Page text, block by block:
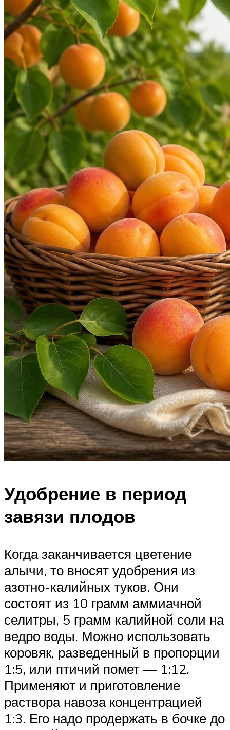
Удобрение в период
завязи плодов
Когда заканчивается цветение
алычи, то вносят удобрения из
азотно-калийных туков. Они
состоят из 10 грамм аммиачной
селитры, 5 грамм калийной соли на
ведро воды. Можно использовать
коровяк, разведенный в пропорции
1:5, или птичий помет — 1:12.
Применяют и приготовление
раствора навоза концентрацией
1:3. Его надо продержать в бочке до